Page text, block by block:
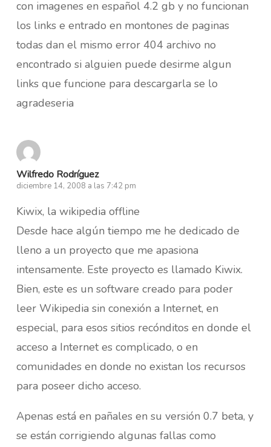
con imagenes en español 4.2 gb y no funcionan
los links e entrado en montones de paginas
todas dan el mismo error 404 archivo no
encontrado si alguien puede desirme algun
links que funcione para descargarla se lo
agradeseria
Wilfredo Rodríguez
diciembre 14, 2008 a las 7:42 pm
Kiwix, la wikipedia offline
Desde hace algún tiempo me he dedicado de
lleno a un proyecto que me apasiona
intensamente. Este proyecto es llamado Kiwix.
Bien, este es un software creado para poder
leer Wikipedia sin conexión a Internet, en
especial, para esos sitios recónditos en donde el
acceso a Internet es complicado, o en
comunidades en donde no existan los recursos
para poseer dicho acceso.
Apenas está en pañales en su versión 0.7 beta, y
se están corrigiendo algunas fallas como